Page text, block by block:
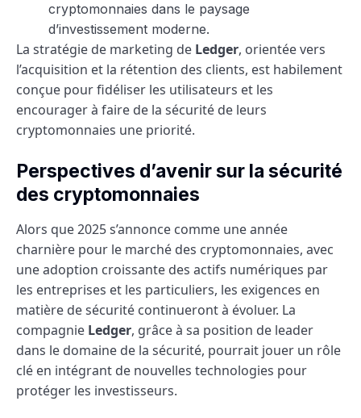
cryptomonnaies dans le paysage
d’investissement moderne.
La stratégie de marketing de Ledger, orientée vers
l’acquisition et la rétention des clients, est habilement
conçue pour fidéliser les utilisateurs et les
encourager à faire de la sécurité de leurs
cryptomonnaies une priorité.
Perspectives d’avenir sur la sécurité
des cryptomonnaies
Alors que 2025 s’annonce comme une année
charnière pour le marché des cryptomonnaies, avec
une adoption croissante des actifs numériques par
les entreprises et les particuliers, les exigences en
matière de sécurité continueront à évoluer. La
compagnie Ledger, grâce à sa position de leader
dans le domaine de la sécurité, pourrait jouer un rôle
clé en intégrant de nouvelles technologies pour
protéger les investisseurs.